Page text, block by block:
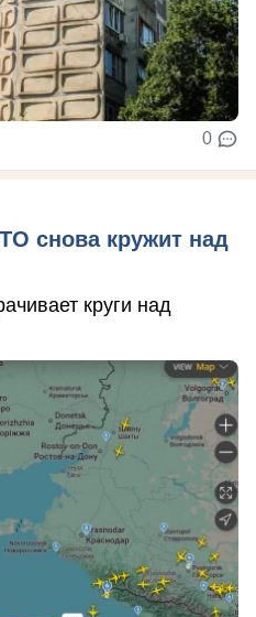
0
снова кружит над
круги над